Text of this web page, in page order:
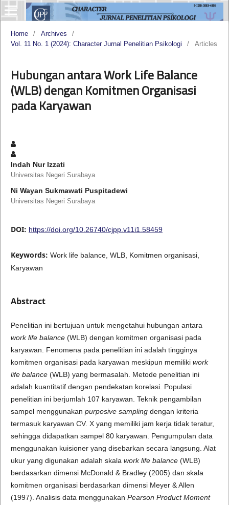
Home / Archives
/
Vol. 11 No. 1 (2024): Character Jurnal Penelitian Psikologi
/ Articles
Hubungan antara Work Life Balance
(WLB) dengan Komitmen Organisasi
pada Karyawan
Indah Nur Izzati
Universitas Negeri Surabaya
Ni Wayan Sukmawati Puspitadewi
Universitas Negeri Surabaya
DOI: https://doi.org/10.26740/cjpp.v11i1.58459
Keywords: Work life balance, WLB, Komitmen organisasi,
Karyawan
Abstract
Penelitian ini bertujuan untuk mengetahui hubungan antara
work life balance (WLB) dengan komitmen organisasi pada
karyawan. Fenomena pada penelitian ini adalah tingginya
komitmen organisasi pada karyawan meskipun memiliki work
life balance (WLB) yang bermasalah. Metode penelitian ini
adalah kuantitatif dengan pendekatan korelasi. Populasi
penelitian ini berjumlah 107 karyawan. Teknik pengambilan
sampel menggunakan purposive samplingdengan kriteria
termasuk karyawan CV. X yang memiliki jam kerja tidak teratur,
sehingga didapatkan sampel 80 karyawan. Pengumpulan data
menggunakan kuisioner yang disebarkan secara langsung. Alat
ukur yang digunakan adalah skala work life balance (WLB)
berdasarkan dimensi McDonald & Bradley (2005) dan skala
komitmen organisasi berdasarkan dimensi Meyer & Allen
(1997). Analisis data menggunakan Pearson Product Moment